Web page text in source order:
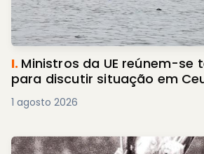
I. Ministros da UE reúnem-se
para discutir situação em
1 agosto 2026